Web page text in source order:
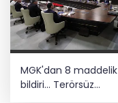
MGK'dan 8 maddelik
bildiri... Terörsüz